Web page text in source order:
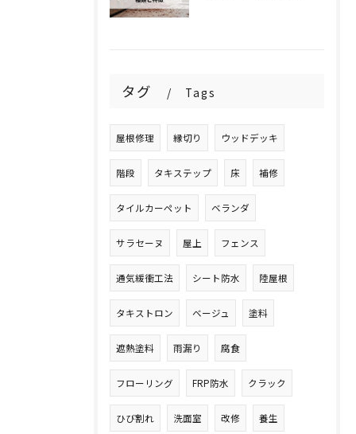
タグ Tags
屋根修理 縁切り ウッドデッキ
階段 タキステップ 床 補修
タイルカーペット ベランダ
サラセーヌ 屋上 フェンス
通気緩衝工法 シート防水 陸屋根
タキストロン ベージュ 塗料
遮熱塗料 雨漏り 腐食
フローリング FRP防水 クラック
ひび割れ 洗面室 改修 養生